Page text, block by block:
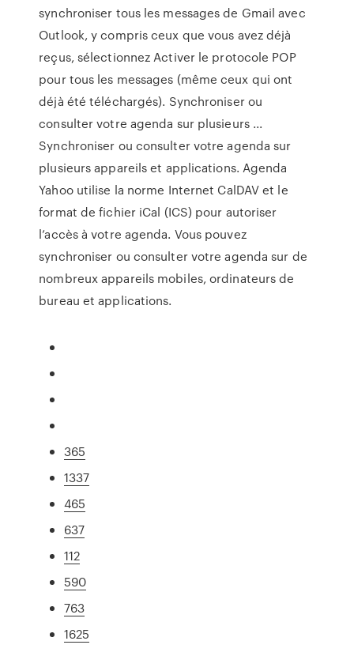
synchroniser tous les messages de Gmail avec
Outlook, y compris ceux que vous avez déjà
reçus, sélectionnez Activer le protocole POP
pour tous les messages (même ceux qui ont
déjà été téléchargés). Synchroniser ou
consulter votre agenda sur plusieurs ...
Synchroniser ou consulter votre agenda sur
plusieurs appareils et applications. Agenda
Yahoo utilise la norme Internet CalDAV et le
format de fichier iCal (ICS) pour autoriser
l’accès à votre agenda. Vous pouvez
synchroniser ou consulter votre agenda sur de
nombreux appareils mobiles, ordinateurs de
bureau et applications.
365
1337
465
637
112
590
763
1625